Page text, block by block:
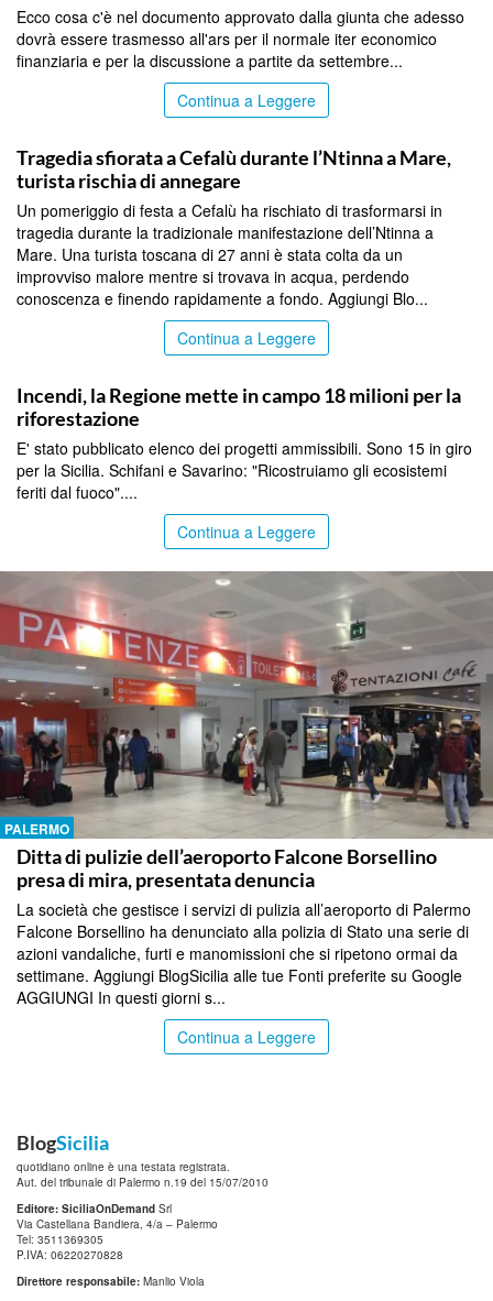
Ecco cosa c'è nel documento approvato dalla giunta che adesso
dovrà essere trasmesso all'ars per il normale iter economico
finanziaria e per la discussione a partite da settembre...
Continua a Leggere
Tragedia sfiorata a Cefalù durante l’Ntinna a Mare,
turista rischia di annegare
Un pomeriggio di festa a Cefalù ha rischiato di trasformarsi in
tragedia durante la tradizionale manifestazione dell’Ntinna a
Mare. Una turista toscana di 27 anni è stata colta da un
improvviso malore mentre si trovava in acqua, perdendo
conoscenza e finendo rapidamente a fondo. Aggiungi Blo...
Continua a Leggere
Incendi, la Regione mette in campo 18 milioni per la
riforestazione
E' stato pubblicato elenco dei progetti ammissibili. Sono 15 in giro
per la Sicilia. Schifani e Savarino: "Ricostruiamo gli ecosistemi
feriti dal fuoco"....
Continua a Leggere
PALERMO
Ditta di pulizie dell’aeroporto Falcone Borsellino
presa di mira, presentata denuncia
La società che gestisce i servizi di pulizia all’aeroporto di Palermo
Falcone Borsellino ha denunciato alla polizia di Stato una serie di
azioni vandaliche, furti e manomissioni che si ripetono ormai da
settimane. Aggiungi BlogSicilia alle tue Fonti preferite su Google
AGGIUNGI In questi giorni s...
Continua a Leggere
BlogSicilia
quotidiano online è una testata registrata.
Aut. del tribunale di Palermo n.19 del 15/07/2010
Editore: SiciliaOnDemand Srl
Via Castellana Bandiera, 4/a – Palermo
Tel: 3511369305
P.IVA: 06220270828
Direttore responsabile: Manlio Viola